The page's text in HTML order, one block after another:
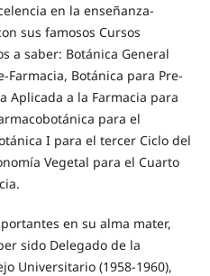
en la enseñanza-
sus famosos Cursos
a saber: Botánica General
Farmacia, Botánica para Pre-
Aplicada a la Farmacia para
para el
I para el tercer Ciclo del
Vegetal para el Cuarto
en su alma mater,
sido Delegado de la
Universitario (1958-1960),